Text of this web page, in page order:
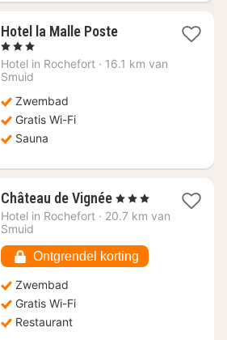
Hotel la Malle Poste1
vanaf
, 3 Sterren
Hotel in Rochefort · 16.1 km van
Smuid
Zwembad
Gratis Wi-Fi
Sauna
Château de Vignée1
nacht
223,92
, 3 Sterren
Hotel in Rochefort · 20.7 km van
Smuid
Ontgrendel korting
Zwembad
Gratis Wi-Fi
Restaurant